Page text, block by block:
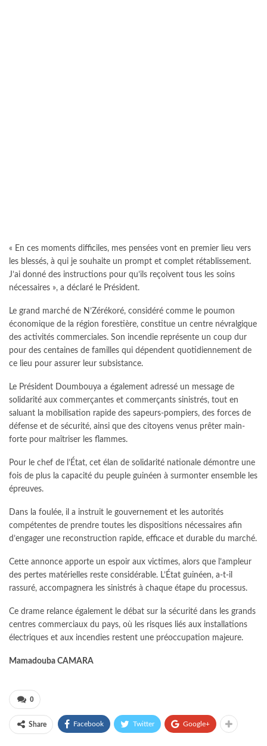
« En ces moments difficiles, mes pensées vont en premier lieu vers
les blessés, à qui je souhaite un prompt et complet rétablissement.
J’ai donné des instructions pour qu’ils reçoivent tous les soins
nécessaires », a déclaré le Président.
Le grand marché de N’Zérékoré, considéré comme le poumon
économique de la région forestière, constitue un centre névralgique
des activités commerciales. Son incendie représente un coup dur
pour des centaines de familles qui dépendent quotidiennement de
ce lieu pour assurer leur subsistance.
Le Président Doumbouya a également adressé un message de
solidarité aux commerçantes et commerçants sinistrés, tout en
saluant la mobilisation rapide des sapeurs-pompiers, des forces de
défense et de sécurité, ainsi que des citoyens venus prêter main-
forte pour maîtriser les flammes.
Pour le chef de l’État, cet élan de solidarité nationale démontre une
fois de plus la capacité du peuple guinéen à surmonter ensemble les
épreuves.
Dans la foulée, il a instruit le gouvernement et les autorités
compétentes de prendre toutes les dispositions nécessaires afin
d’engager une reconstruction rapide, efficace et durable du marché.
Cette annonce apporte un espoir aux victimes, alors que l’ampleur
des pertes matérielles reste considérable. L’État guinéen, a-t-il
rassuré, accompagnera les sinistrés à chaque étape du processus.
Ce drame relance également le débat sur la sécurité dans les grands
centres commerciaux du pays, où les risques liés aux installations
électriques et aux incendies restent une préoccupation majeure.
Mamadouba CAMARA
0
Share Facebook Twitter Google+